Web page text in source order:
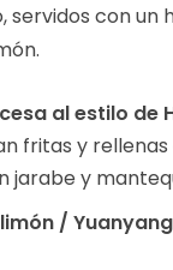
servidos con un
al estilo de
fritas y
jarabe y
/ Yuanyang